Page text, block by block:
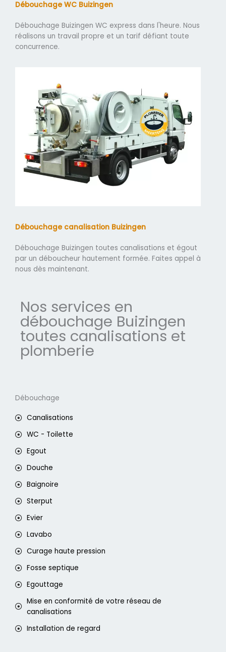
Débouchage WC Buizingen
Débouchage Buizingen WC express dans l'heure. Nous
réalisons un travail propre et un tarif défiant toute
concurrence.
Débouchage canalisation Buizingen
Débouchage Buizingen toutes canalisations et égout
par un déboucheur hautement formée. Faites appel à
nous dès maintenant.
Nos services en
débouchage Buizingen
toutes canalisations et
plomberie
Débouchage
Canalisations
WC - Toilette
Egout
Douche
Baignoire
Sterput
Evier
Lavabo
Curage haute pression
Fosse septique
Egouttage
Mise en conformité de votre réseau de
canalisations
Installation de regard